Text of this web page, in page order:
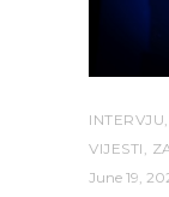
INTERVJU
VIJESTI
June 19,